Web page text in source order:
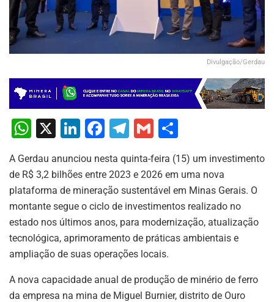
Divulgação/Gerdau
W
at
s
A
p
p
X
Li
k
e
dI
n
F
c
e
b
o
o
k
T
e
gr
a
m
G
ai
l
h
ar
e
A Gerdau anunciou nesta quinta-feira (15) um investimento
de R$ 3,2 bilhões entre 2023 e 2026 em uma nova
plataforma de mineração sustentável em Minas Gerais. O
montante segue o ciclo de investimentos realizado no
estado nos últimos anos, para modernização, atualização
tecnológica, aprimoramento de práticas ambientais e
ampliação de suas operações locais.
A nova capacidade anual de produção de minério de ferro
da empresa na mina de Miguel Burnier, distrito de Ouro